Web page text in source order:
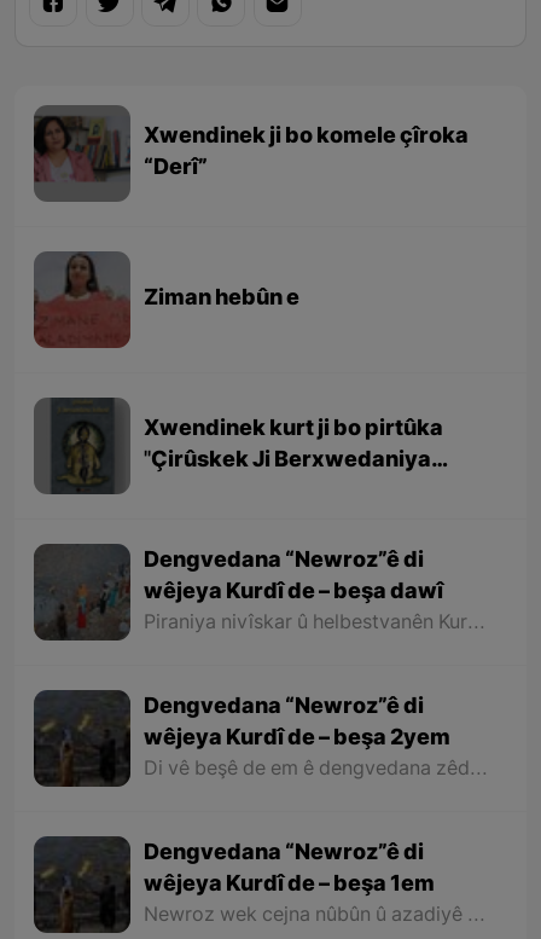
Xwendinek ji bo komele çîroka
“Derî”
Ziman hebûn e
Xwendinek kurt ji bo pirtûka
''Çirûskek Ji Berxwedaniya
Dengvedana “Newroz”ê di
wêjeya Kurdî de – beşa dawî
Piraniya nivîskar û helbestvanên Kurd di helbest û deqên xwe de behsa Newrozê kirine ku ji ber nebûna derfetê em ê tenê îşareyê bi çend mînak ji helbestên wan bikin. Di dawiyê de ez dixwazim bibêjim ku helbestvanên wek “Muxlîs, Ewnî, Hejar, Zarî, Elî Heseniyanî, Jîla Huseynî, Mihemed Salih Dîlan, Esîrî, Nasir Axabira, Celal Melekşa, Şêrko Bêkes û Ebdulah Paşêw” û hwd, di çend helbestên xwe de behsa Newrozê kirine û bal kişandine ser Kurdistanîbûna Newrozê.
Dengvedana “Newroz”ê di
wêjeya Kurdî de – beşa 2yem
Di vê beşê de em ê dengvedana zêdetir a Newrozê di helbest û deqên Kurdî de rabixine ber çavan. Herwisa pêwîst e em îşare bi wê yekê jî bikin ku tevî wê ku em di vê gotarê de dengvedana “Newroz”ê di edebiyata Kurdî de dibînin, em ê hin nivîskar û helbestvanên xwe binêrin ku mixabin navê hin ji wan hatiye jibîrkirin.
Dengvedana “Newroz”ê di
wêjeya Kurdî de – beşa 1em
Newroz wek cejna nûbûn û azadiyê di wêjeya Kurdî de û li cem helbestvan û nivîskarên Kurd, hertim girîngiya xwe hebûye. Helbestvan û nivîskarên Kurd di helbest û nivîsên xwe de Newroz wek bedewiyek, dergeheke azadiyê û sembola rizgariya netewî bi kar anîne. Ev mijare jî vedigere bo girêdana înkarkirî ya Kurd û Kurdistanê bi Newrozê re.